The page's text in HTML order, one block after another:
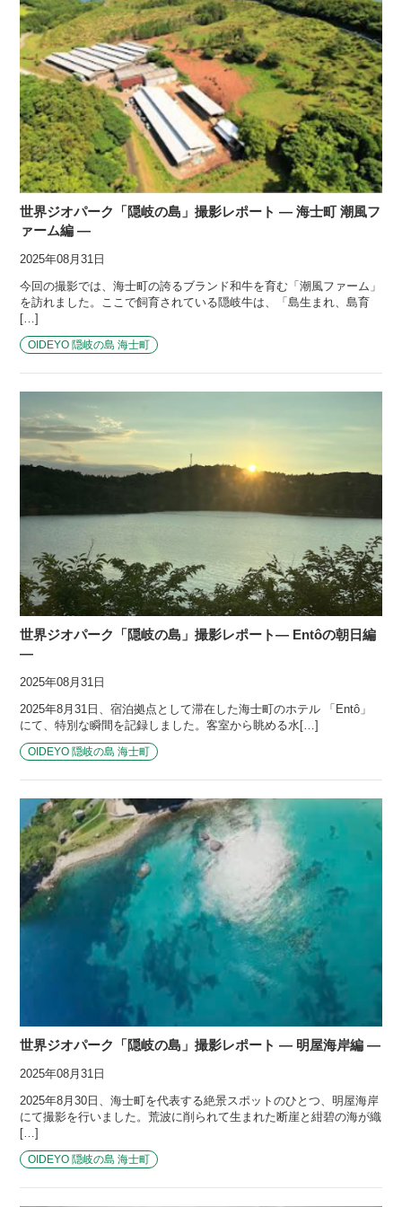
世界ジオパーク「隠岐の島」撮影レポート ― 海士町 潮風フ
ァーム編 ―
2025年08月31日
今回の撮影では、海士町の誇るブランド和牛を育む「潮風ファーム」
を訪れました。ここで飼育されている隠岐牛は、「島生まれ、島育
[…]
OIDEYO 隠岐の島 海士町
世界ジオパーク「隠岐の島」撮影レポート― Entôの朝日編
―
2025年08月31日
2025年8月31日、宿泊拠点として滞在した海士町のホテル 「Entô」
にて、特別な瞬間を記録しました。客室から眺める水[…]
OIDEYO 隠岐の島 海士町
世界ジオパーク「隠岐の島」撮影レポート ― 明屋海岸編 ―
2025年08月31日
2025年8月30日、海士町を代表する絶景スポットのひとつ、明屋海岸
にて撮影を行いました。荒波に削られて生まれた断崖と紺碧の海が織
[…]
OIDEYO 隠岐の島 海士町